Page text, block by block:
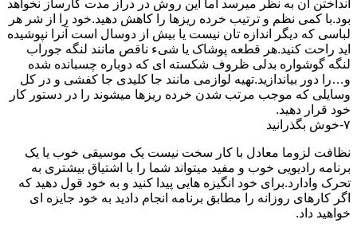
انداختن آن به نظر میرسد اما این روش در دراز مدت کارساز نخواهد
بود.با کمی نظم و ترتیب خرده ریزها را کاهش دهید.خود را از شر هر
لباسی که دیگر اندازه تان نیست یا بیش از دوسال است آنرا نپوشیده
اید راحت کنید.هر قطعه پوشاک یا شیء ناقص مانند لنگه جوراب
لنگه گوشواره بدلی ظروف شکسته ای که دوباره چسبانده شده
و…را دور بیاندازید.تهیه لوازمی مانند جا کلیدی جا کفشی و در کل
وسایلی که موجب مرتب شدن خرده ریزها میشوند را در دستور کار
خود قرار دهید.
۷-خوش بگذرانید
نظافت لزوما معادل با کار سخت نیست یک موسیقی خوب یا یک
برنامه رادیویی خوب و مفید میتواند شما را با اشتیاق بیشتری به
تحرک وادارد.برای خود انگیزه هایی پیدا کنید و به خود قول دهید که
اگر کارهای روزانه را مطابق برنامه انجام دادید به خود جایزه ای
خواهید داد.